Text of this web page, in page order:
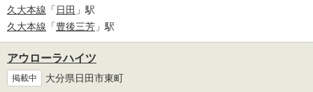
久大本線 「 日田 」駅
久大本線 「豊後三芳 」駅
アウローラハイツ
掲載中 大分県日田市東町